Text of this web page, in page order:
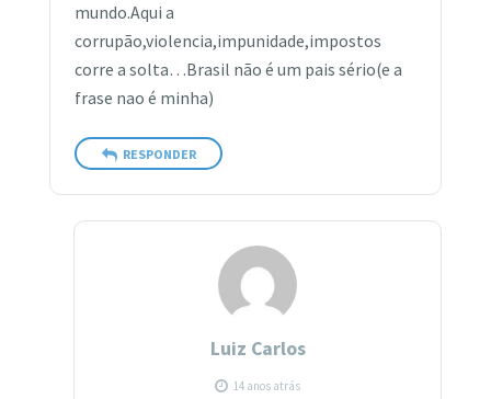
mundo.Aqui a
corrupão,violencia,impunidade,impostos
corre a solta…Brasil não é um pais sério(e a
frase nao é minha)
RESPONDER
Luiz Carlos
14 anos atrás